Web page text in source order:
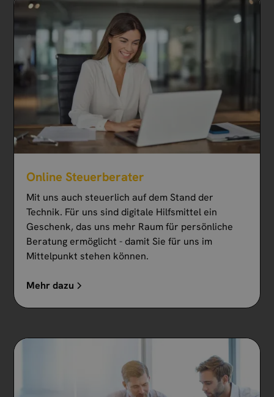
Online Steuerberater
Mit uns auch steuerlich auf dem Stand der
Technik. Für uns sind digitale Hilfsmittel ein
Geschenk, das uns mehr Raum für persönliche
Beratung ermöglicht - damit Sie für uns im
Mittelpunkt stehen können.
Mehr dazu